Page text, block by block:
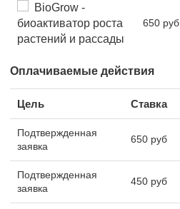
BioGrow -
биоактиватор роста
растений и рассады
650 руб
Оплачиваемые действия
Цель Ставка
Подтвержденная
заявка
650 руб
Подтвержденная
заявка
450 руб